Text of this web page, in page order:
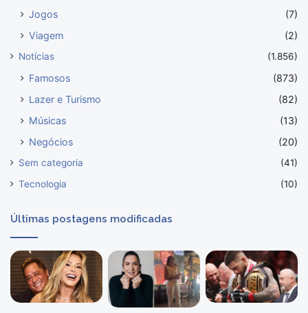
Jogos
(7)
Viagem
(2)
Notícias (1.856)
Famosos
(873)
Lazer e Turismo
(82)
Músicas
(13)
Negócios
(20)
Sem categoria
(41)
Tecnologia
(10)
Últimas postagens modificadas